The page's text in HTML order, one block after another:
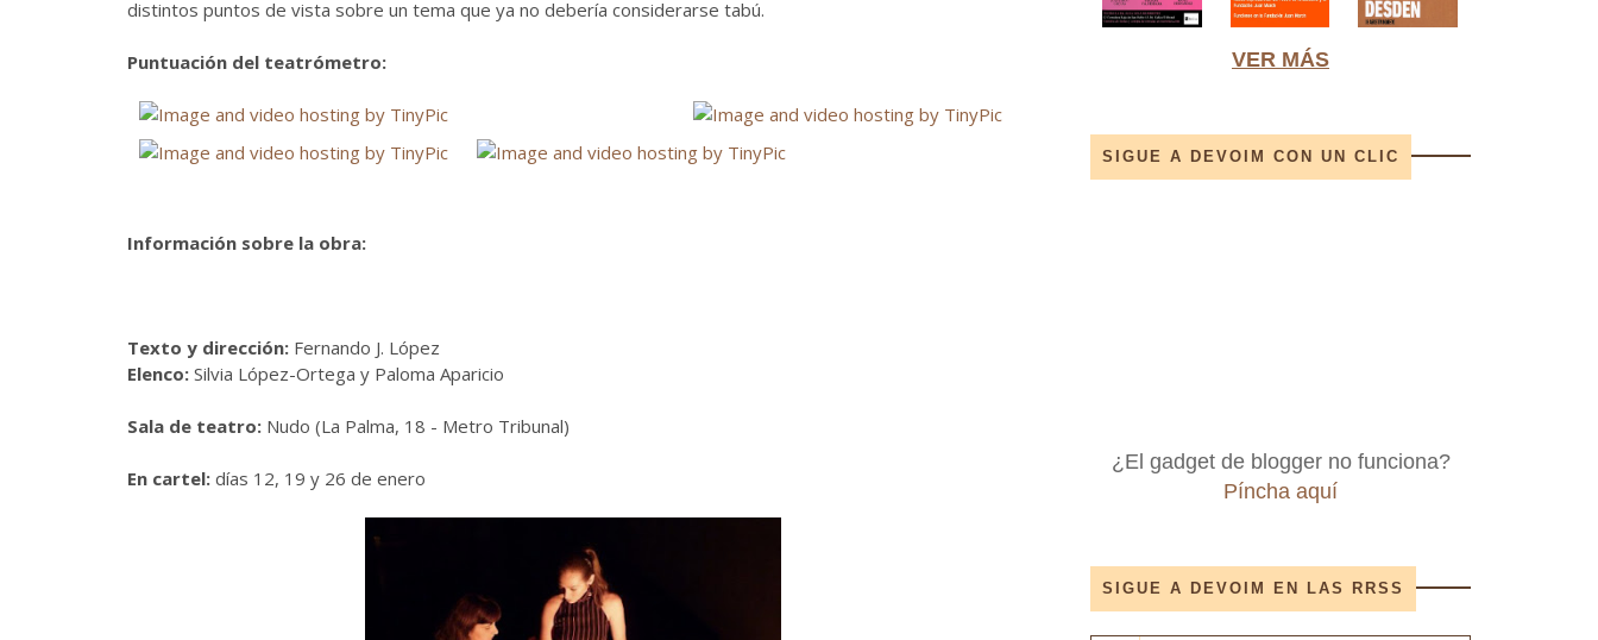
distintos puntos de vista sobre un tema que ya no debería considerarse tabú.
Puntuación del teatrómetro:
Información sobre la obra:
Texto y dirección: Fernando J. López
Elenco: Silvia López-Ortega y Paloma Aparicio
Sala de teatro: Nudo (La Palma, 18 - Metro Tribunal)
En cartel: días 12, 19 y 26 de enero
VER MÁS
SIGUE A DEVOIM CON UN CLIC
¿El gadget de blogger no funciona?
Píncha aquí
SIGUE A DEVOIM EN LAS RRSS